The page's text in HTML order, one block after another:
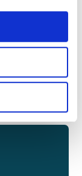
3 4 Next